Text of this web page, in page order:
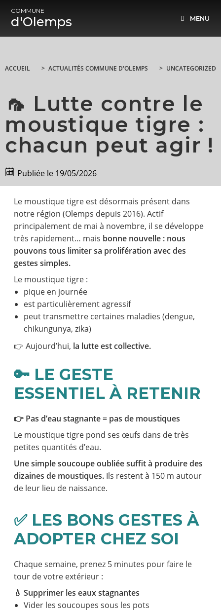
COMMUNE
d'Olemps MENU
ACCUEIL > ACTUALITÉS COMMUNE D'OLEMPS > UNCATEGORIZED
🦟 Lutte contre le
moustique tigre :
chacun peut agir !
Publiée le 19/05/2026
Le moustique tigre est désormais présent dans
notre région (Olemps depuis 2016). Actif
principalement de mai à novembre, il se développe
très rapidement… mais bonne nouvelle : nous
pouvons tous limiter sa prolifération avec des
gestes simples.
Le moustique tigre :
pique en journée
est particulièrement agressif
peut transmettre certaines maladies (dengue,
chikungunya, zika)
👉 Aujourd’hui, la lutte est collective.
🔑 LE GESTE
ESSENTIEL À RETENIR
👉 Pas d’eau stagnante = pas de moustiques
Le moustique tigre pond ses œufs dans de très
petites quantités d’eau.
Une simple soucoupe oubliée suffit à produire des
dizaines de moustiques. Ils restent à 150 m autour
de leur lieu de naissance.
✅ LES BONS GESTES À
ADOPTER CHEZ SOI
Chaque semaine, prenez 5 minutes pour faire le
tour de votre extérieur :
💧 Supprimer les eaux stagnantes
Vider les soucoupes sous les pots